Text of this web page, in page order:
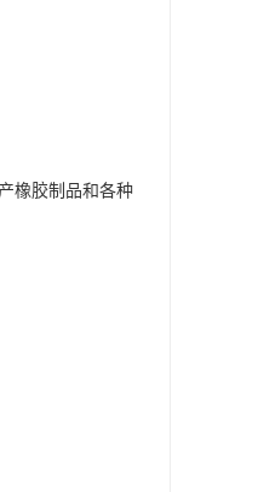
橡胶制品和各种